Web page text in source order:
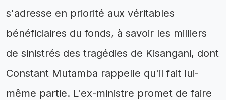
s'adresse en priorité aux véritables
bénéficiaires du fonds, à savoir les milliers
de sinistrés des tragédies de Kisangani, dont
Constant Mutamba rappelle qu'il fait lui-
même partie. L'ex-ministre promet de faire